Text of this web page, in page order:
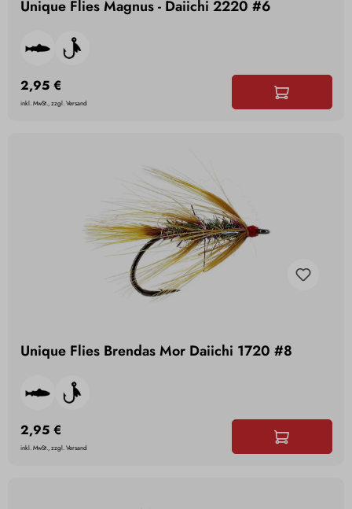
Unique Flies Magnus - Daiichi 2220 #6
2,95 €
inkl. MwSt., zzgl. Versand
Unique Flies Brendas Mor Daiichi 1720 #8
2,95 €
inkl. MwSt., zzgl. Versand